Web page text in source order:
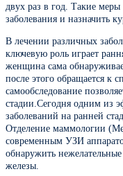
двух раз в год. Такие
заболевания и назначить
В лечении различных
ключевую роль играет
женщина сама
после этого обращается к
самообследование
стадии.Сегодня одним из
заболеваний на ранней
Отделение маммологии
современным УЗИ
обнаружить
железы.